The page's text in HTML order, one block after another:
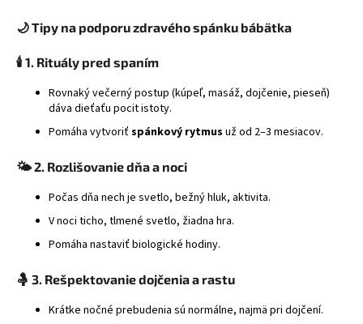
🌙Tipy na podporu zdravého spánku bábätka
🕯️ 1. Rituály pred spaním
Rovnaký večerný postup (kúpeľ, masáž, dojčenie, pieseň)
dáva dieťaťu pocit istoty.
Pomáha vytvoriťspánkový rytmus už od 2–3 mesiacov.
🌤️ 2. Rozlišovanie dňa a noci
Počas dňa nech je svetlo, bežný hluk, aktivita.
V noci ticho, tlmené svetlo, žiadna hra.
Pomáha nastaviť biologické hodiny.
🤱 3. Rešpektovanie dojčenia a rastu
Krátke nočné prebudenia sú normálne, najmä pri dojčení.